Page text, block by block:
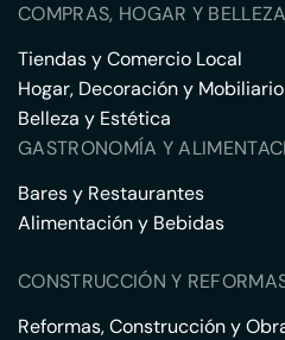
COMPRAS, HOGAR Y BELLEZA
Tiendas y Comercio Local
Hogar, Decoración y Mobiliario
Belleza y Estética
GASTRONOMÍA Y
Bares y Restaurantes
Alimentación y Bebidas
CONSTRUCCIÓN Y
Reformas, Construcción y